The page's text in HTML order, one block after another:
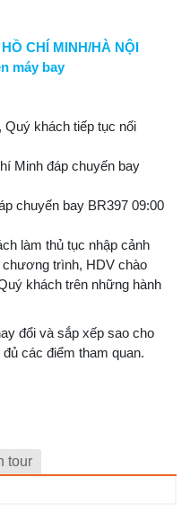
CHÍ MINH/HÀ NỘI
máy bay
khách tiếp tục nối
Minh đáp chuyến bay
chuyến bay BR397 09:00
làm thủ tục nhập cảnh
trình, HDV chào
khách trên những hành
đổi và sắp xếp sao cho
các điểm tham quan.
tour